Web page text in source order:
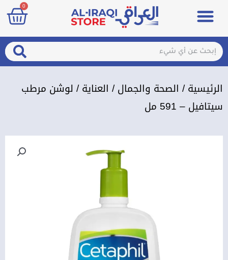
Menu
0
Search
الرئيسية/ الصحة والجمال/ العناية/ لوشن مرطب
سيتافيل – 591 مل